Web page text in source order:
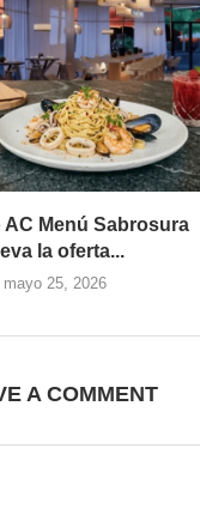
AC Menú Sabrosura
la oferta...
mayo 25, 2026
A COMMENT